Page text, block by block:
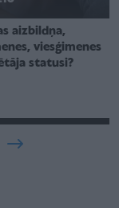
aizbildņa,
viesģimenes
statusi?